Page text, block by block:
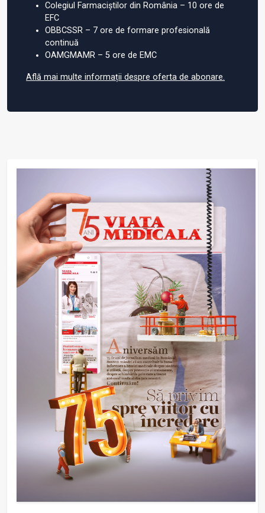
Colegiul Farmaciștilor din România – 10 ore de
EFC
OBBCSSR – 7 ore de formare profesională
continuă
OAMGMAMR – 5 ore de EMC
Află mai multe informații despre oferta de abonare.